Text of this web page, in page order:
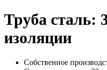
Труба сталь:
изоляции
Собственное